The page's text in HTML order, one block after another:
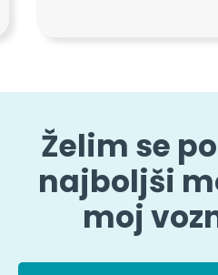
Želim se
najboljši
moj